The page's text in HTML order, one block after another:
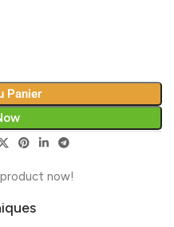
Panier
now!